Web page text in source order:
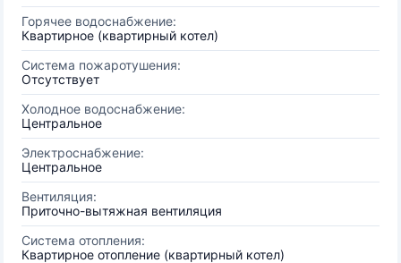
Горячее водоснабжение:
Квартирное (квартирный котел)
Система пожаротушения:
Отсутствует
Холодное водоснабжение:
Центральное
Электроснабжение:
Центральное
Вентиляция:
Приточно-вытяжная вентиляция
Система отопления:
Квартирное отопление (квартирный котел)